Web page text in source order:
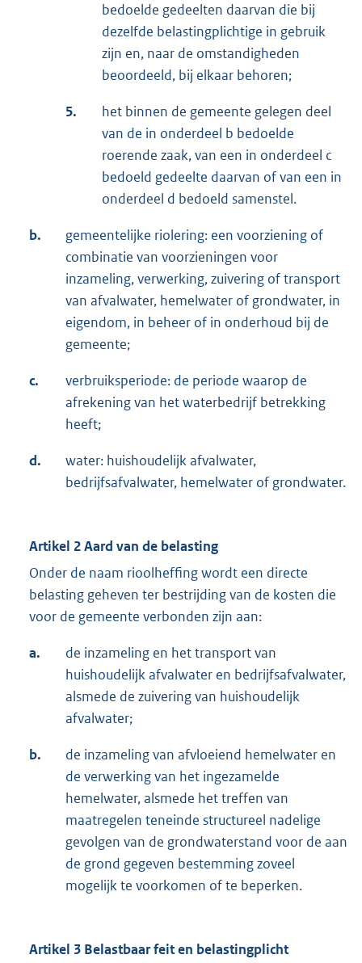
bedoelde gedeelten daarvan die bij
dezelfde belastingplichtige in gebruik
zijn en, naar de omstandigheden
beoordeeld, bij elkaar behoren;
5.
het binnen de gemeente gelegen deel
van de in onderdeel b bedoelde
roerende zaak, van een in onderdeel c
bedoeld gedeelte daarvan of van een in
onderdeel d bedoeld samenstel.
b.
gemeentelijke riolering: een voorziening of
combinatie van voorzieningen voor
inzameling, verwerking, zuivering of transport
van afvalwater, hemelwater of grondwater, in
eigendom, in beheer of in onderhoud bij de
gemeente;
c.
verbruiksperiode: de periode waarop de
afrekening van het waterbedrijf betrekking
heeft;
d.
water: huishoudelijk afvalwater,
bedrijfsafvalwater, hemelwater of grondwater.
Artikel 2 Aard van de belasting
Onder de naam rioolheffing wordt een directe
belasting geheven ter bestrijding van de kosten die
voor de gemeente verbonden zijn aan:
a.
de inzameling en het transport van
huishoudelijk afvalwater en bedrijfsafvalwater,
alsmede de zuivering van huishoudelijk
afvalwater;
b.
de inzameling van afvloeiend hemelwater en
de verwerking van het ingezamelde
hemelwater, alsmede het treffen van
maatregelen teneinde structureel nadelige
gevolgen van de grondwaterstand voor de aan
de grond gegeven bestemming zoveel
mogelijk te voorkomen of te beperken.
Artikel 3 Belastbaar feit en belastingplicht